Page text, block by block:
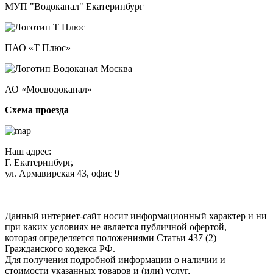
МУП "Водоканал" Екатеринбург
ПАО «Т Плюс»
АО «Мосводоканал»
Схема проезда
Наш адрес:
Г. Екатеринбург,
ул. Армавирская 43, офис 9
Данный интернет-сайт носит информационный характер и ни
при каких условиях не является публичной офертой,
которая определяется положениями Статьи 437 (2)
Гражданского кодекса РФ.
Для получения подробной информации о наличии и
стоимости указанных товаров и (или) услуг,